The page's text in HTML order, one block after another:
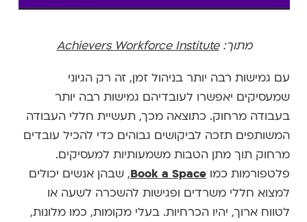
מתוך:Achievers Workforce Institute
עם גמישות רבה יותר בניהול זמן, זה רק הגיוני
שמעסיקים יאפשרו לעובדיהם גמישות רבה יותר
בעבודה מרחוק. כתוצאה מכך, תעשיית חללי העבודה
המשותפים תזכה לביקושים גבוהים כדי להכיל עובדים
מרחוק תוך מתן הטבות משמעותיות למעסיקים.
פלטפורמות כמו Book a Space, שבהן אנשים יכולים
למצוא חללי משרדים ופגישות להשכרה לשעה או
לטווח ארוך, יהיו הכרחיות. בעלי מקומות, כמו מלונות,